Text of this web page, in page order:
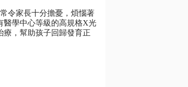
令家長十分擔憂，煩惱著
醫學中心等級的高規格X光
療，幫助孩子回歸發育正